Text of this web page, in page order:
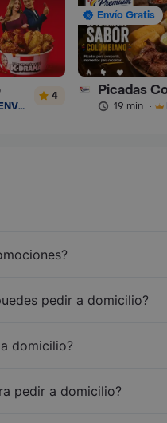
ENVÍO GRATIS
4
Envío Gratis
19 min ·
pedir a domicilio?
domicilio?
pedir a domicilio?